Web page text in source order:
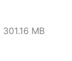
，让您的生活
301.16 MB